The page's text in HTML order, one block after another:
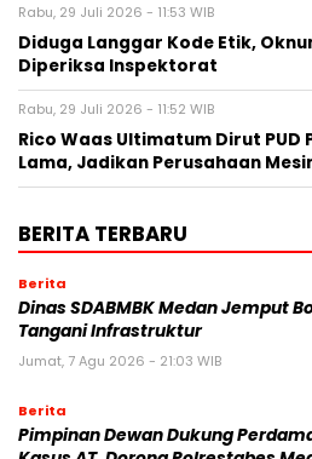
Rabu, 29 Juli 2026 - 11:53 WIB
Diduga Langgar Kode Etik,
Diperiksa Inspektorat
Rabu, 29 Juli 2026 - 11:52 WIB
Rico Waas Ultimatum Dirut
Lama, Jadikan Perusahaan
BERITA TERBARU
Berita
Dinas SDABMBK Medan Jemput
Tangani Infrastruktur
Jumat, 7 Agu 2026 - 21:03 WIB
Berita
Pimpinan Dewan Dukung